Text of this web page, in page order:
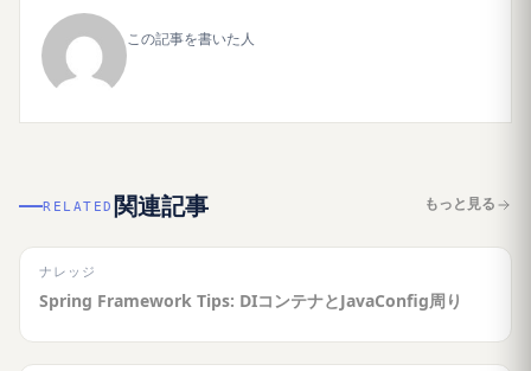
この記事を書いた人
RELATED 関連記事 もっと見る
ナレッジ
Spring Framework Tips: DIコンテナとJavaConfig周り